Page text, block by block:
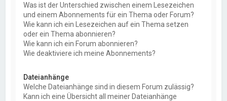
Was ist der Unterschied zwischen einem Lesezeichen
und einem Abonnements für ein Thema oder Forum?
Wie kann ich ein Lesezeichen auf ein Thema setzen
oder ein Thema abonnieren?
Wie kann ich ein Forum abonnieren?
Wie deaktiviere ich meine Abonnements?
Dateianhänge
Welche Dateianhänge sind in diesem Forum zulässig?
Kann ich eine Übersicht all meiner Dateianhänge